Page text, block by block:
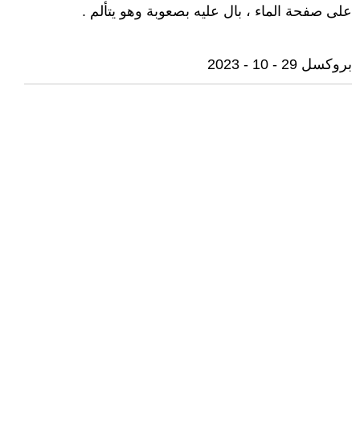
على صفحة الماء ، بال عليه بصعوبة وهو يتألم .
بروكسل 29 - 10 - 2023